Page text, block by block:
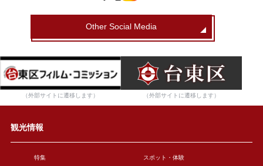
Other Social Media
（外部サイトに遷移します） （外部サイトに遷移します）
観光情報
特集 スポット・体験